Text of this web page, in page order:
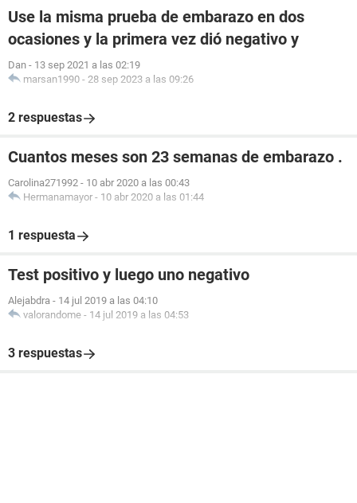
Use la misma prueba de embarazo en dos
ocasiones y la primera vez dió negativo y
Dan - 13 sep 2021 a las 02:19
marsan1990 - 28 sep 2023 a las 09:26
2 respuestas
Cuantos meses son 23 semanas de embarazo .
Carolina271992 - 10 abr 2020 a las 00:43
Hermanamayor - 10 abr 2020 a las 01:44
1 respuesta
Test positivo y luego uno negativo
Alejabdra - 14 jul 2019 a las 04:10
valorandome - 14 jul 2019 a las 04:53
3 respuestas